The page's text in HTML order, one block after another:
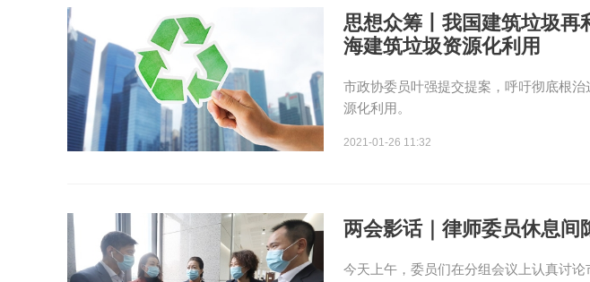
思想众筹丨我国建筑垃圾再
海建筑垃圾资源化利用
市政协委员叶强提交提案，呼吁彻底根
源化利用。
2021-01-26 11:32
两会影话｜律师委员休息间
今天上午，委员们在分组会议上认真讨